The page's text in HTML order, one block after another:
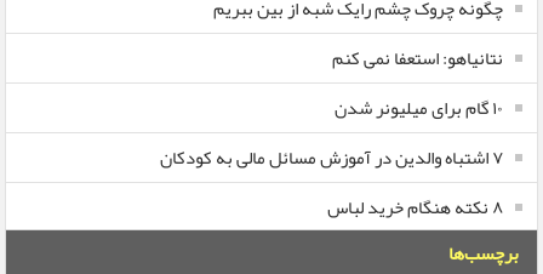
چگونه چروک چشم رایک شبه از بین ببریم
نتانیاهو: استعفا نمی کنم
۱۰ گام برای میلیونر شدن
۷ اشتباه والدین در آموزش مسائل مالی به کودکان
۸ نکته هنگام خرید لباس
برچسب‌ها